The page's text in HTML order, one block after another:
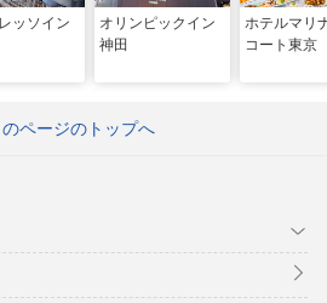
ッソイン
オリンピックイン
神田
ホテルマリ
コート東京
のページのトップへ